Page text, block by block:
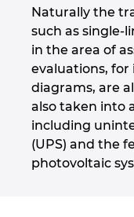
Naturally the
such as single-
in the area of
evaluations,
diagrams, are
also taken into
including
(UPS) and the
photovoltaic
Spain
Sweden
Switzerland
Thailand